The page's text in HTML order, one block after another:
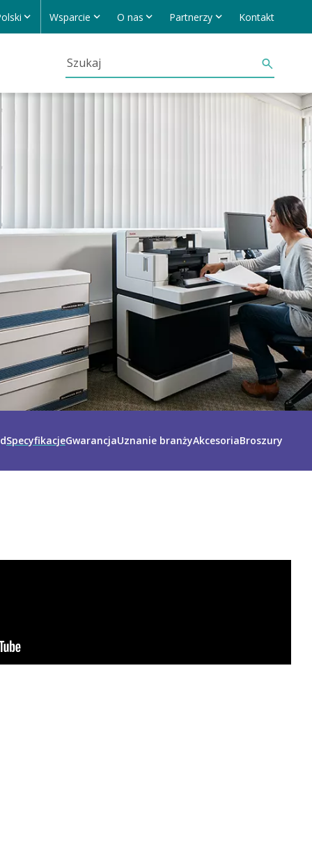
Wsparcie O nas Partnerzy Kontakt
SpecyfikacjeGwarancjaUznanie branżyAkcesoriaBroszury